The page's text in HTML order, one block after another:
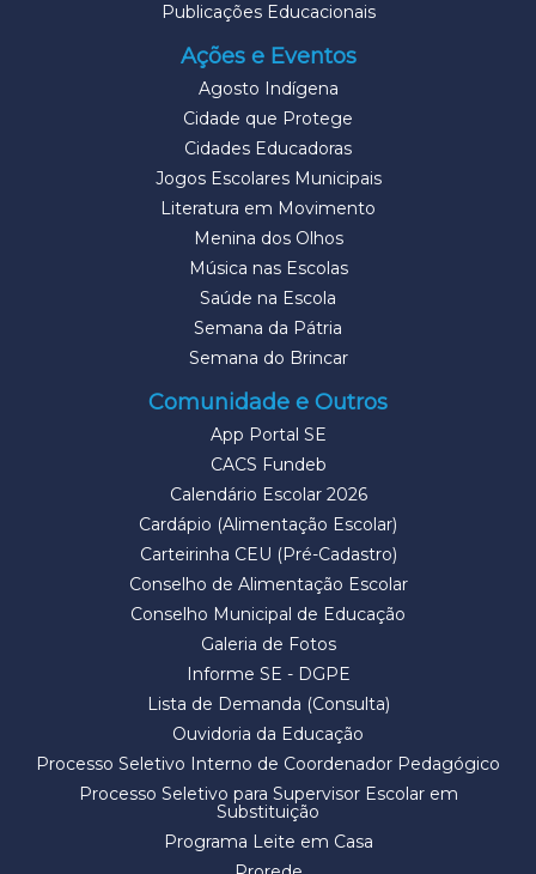
Publicações Educacionais
Ações e Eventos
Agosto Indígena
Cidade que Protege
Cidades Educadoras
Jogos Escolares Municipais
Literatura em Movimento
Menina dos Olhos
Música nas Escolas
Saúde na Escola
Semana da Pátria
Semana do Brincar
Comunidade e Outros
App Portal SE
CACS Fundeb
Calendário Escolar 2026
Cardápio (Alimentação Escolar)
Carteirinha CEU (Pré-Cadastro)
Conselho de Alimentação Escolar
Conselho Municipal de Educação
Galeria de Fotos
Informe SE - DGPE
Lista de Demanda (Consulta)
Ouvidoria da Educação
Processo Seletivo Interno de Coordenador Pedagógico
Processo Seletivo para Supervisor Escolar em
Substituição
Programa Leite em Casa